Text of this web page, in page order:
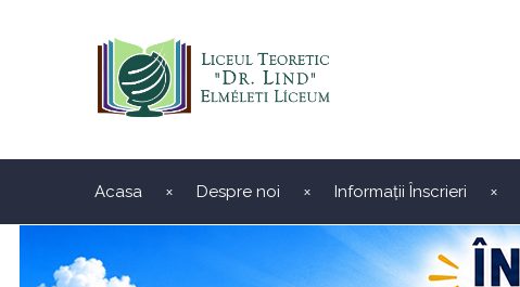
Acasa Despre noi Informații Înscrieri